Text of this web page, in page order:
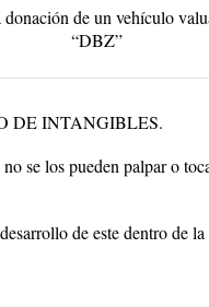
de un vehículo
“DBZ”
DE INTANGIBLES.
se los pueden palpar o
de este dentro de